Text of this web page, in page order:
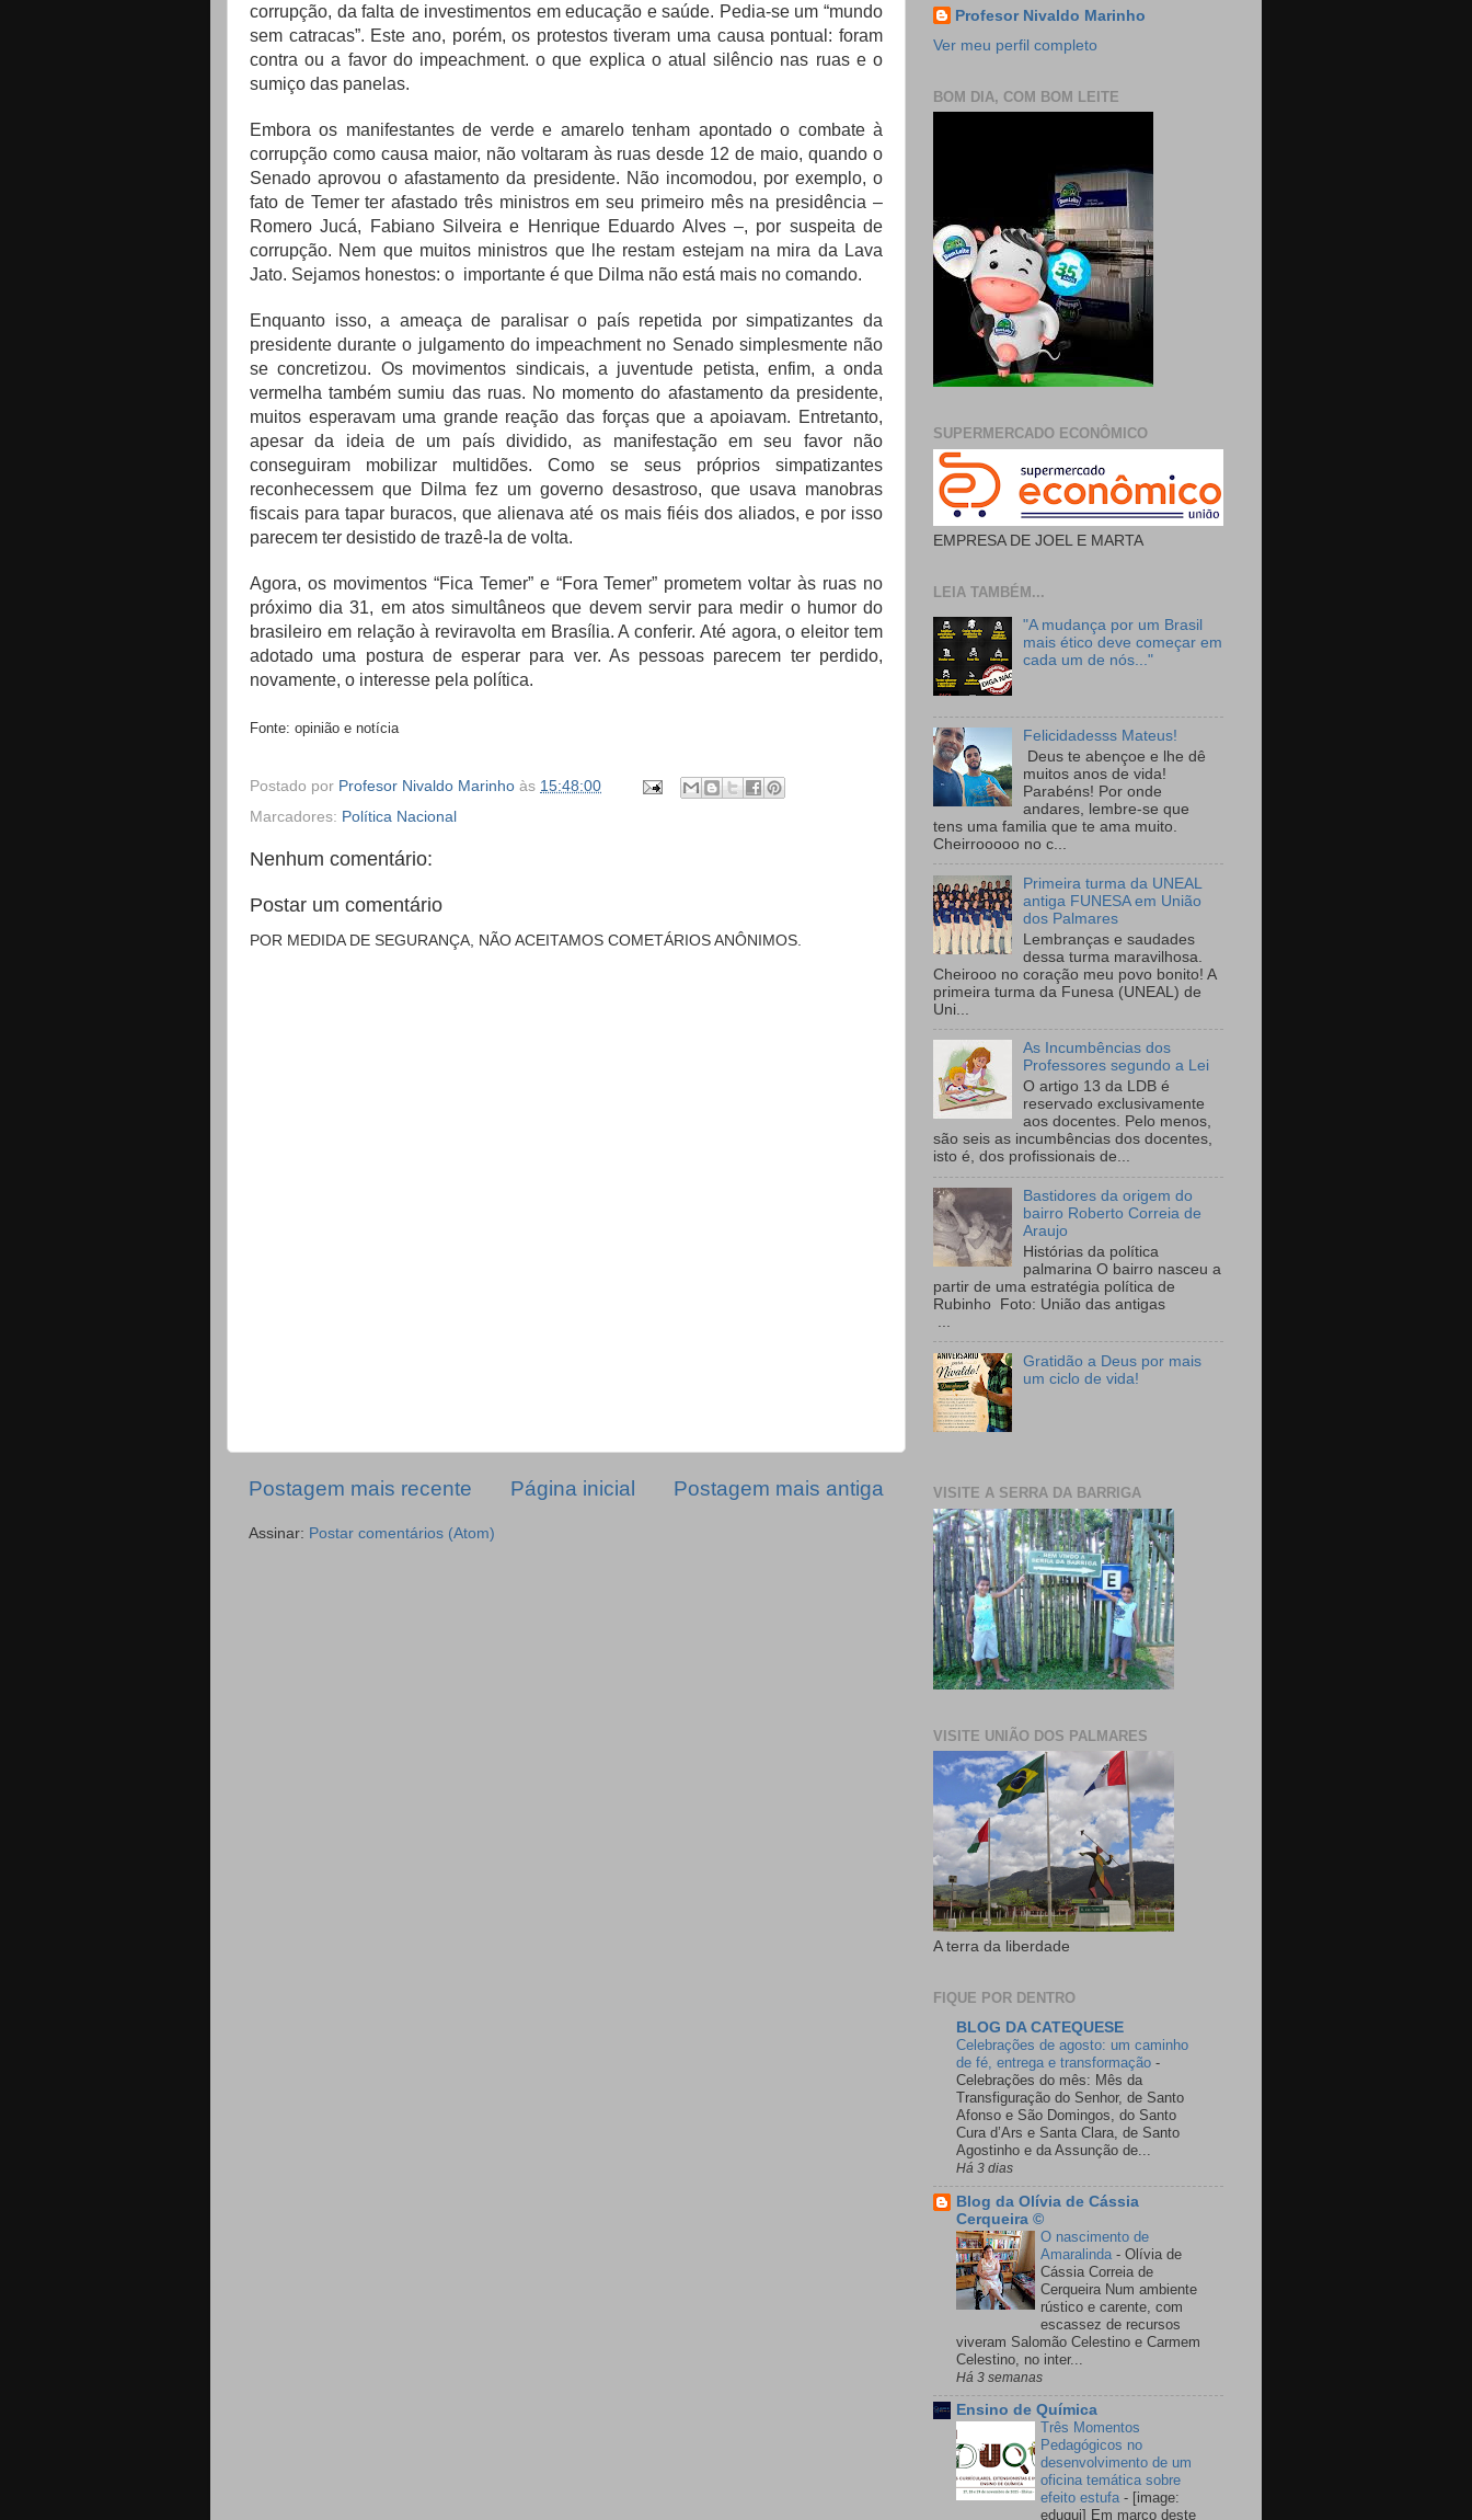
corrupção, da falta de investimentos em educação e saúde. Pedia-se um “mundo
sem catracas”. Este ano, porém, os protestos tiveram uma causa pontual: foram
contra ou a favor do impeachment. o que explica o atual silêncio nas ruas e o
sumiço das panelas.
Embora os manifestantes de verde e amarelo tenham apontado o combate à
corrupção como causa maior, não voltaram às ruas desde 12 de maio, quando o
Senado aprovou o afastamento da presidente. Não incomodou, por exemplo, o
fato de Temer ter afastado três ministros em seu primeiro mês na presidência –
Romero Jucá, Fabiano Silveira e Henrique Eduardo Alves –, por suspeita de
corrupção. Nem que muitos ministros que lhe restam estejam na mira da Lava
Jato. Sejamos honestos: o importante é que Dilma não está mais no comando.
Enquanto isso, a ameaça de paralisar o país repetida por simpatizantes da
presidente durante o julgamento do impeachment no Senado simplesmente não
se concretizou. Os movimentos sindicais, a juventude petista, enfim, a onda
vermelha também sumiu das ruas. No momento do afastamento da presidente,
muitos esperavam uma grande reação das forças que a apoiavam. Entretanto,
apesar da ideia de um país dividido, as manifestação em seu favor não
conseguiram mobilizar multidões. Como se seus próprios simpatizantes
reconhecessem que Dilma fez um governo desastroso, que usava manobras
fiscais para tapar buracos, que alienava até os mais fiéis dos aliados, e por isso
parecem ter desistido de trazê-la de volta.
Agora, os movimentos “Fica Temer” e “Fora Temer” prometem voltar às ruas no
próximo dia 31, em atos simultâneos que devem servir para medir o humor do
brasileiro em relação à reviravolta em Brasília. A conferir. Até agora, o eleitor tem
adotado uma postura de esperar para ver. As pessoas parecem ter perdido,
novamente, o interesse pela política.
Fonte: opinião e notícia
Postado por Profesor Nivaldo Marinho às 15:48:00
Marcadores: Política Nacional
Nenhum comentário:
Postar um comentário
POR MEDIDA DE SEGURANÇA, NÃO ACEITAMOS COMETÁRIOS ANÔNIMOS.
Postagem mais recente Postagem mais antiga
Página inicial
Assinar: Postar comentários (Atom)
Profesor Nivaldo Marinho
Ver meu perfil completo
BOM DIA, COM BOM LEITE
SUPERMERCADO ECONÔMICO
EMPRESA DE JOEL E MARTA
LEIA TAMBÉM...
"A mudança por um Brasil
mais ético deve começar em
cada um de nós..."
Felicidadesss Mateus!
Deus te abençoe e lhe dê
muitos anos de vida!
Parabéns! Por onde
andares, lembre-se que
tens uma familia que te ama muito.
Cheirrooooo no c...
Primeira turma da UNEAL
antiga FUNESA em União
dos Palmares
Lembranças e saudades
dessa turma maravilhosa.
Cheirooo no coração meu povo bonito! A
primeira turma da Funesa (UNEAL) de
Uni...
As Incumbências dos
Professores segundo a Lei
O artigo 13 da LDB é
reservado exclusivamente
aos docentes. Pelo menos,
são seis as incumbências dos docentes,
isto é, dos profissionais de...
Bastidores da origem do
bairro Roberto Correia de
Araujo
Histórias da política
palmarina O bairro nasceu a
partir de uma estratégia política de
Rubinho Foto: União das antigas
Gratidão a Deus por mais
um ciclo de vida!
VISITE A SERRA DA BARRIGA
VISITE UNIÃO DOS PALMARES
A terra da liberdade
FIQUE POR DENTRO
BLOG DA CATEQUESE
Celebrações de agosto: um caminho
de fé, entrega e transformação -
Celebrações do mês: Mês da
Transfiguração do Senhor, de Santo
Afonso e São Domingos, do Santo
Cura d’Ars e Santa Clara, de Santo
Agostinho e da Assunção de...
Há 3 dias
Blog da Olívia de Cássia
Cerqueira ©
O nascimento de
Amaralinda - Olívia de
Cássia Correia de
Cerqueira Num ambiente
rústico e carente, com
escassez de recursos
viveram Salomão Celestino e Carmem
Celestino, no inter...
Há 3 semanas
Ensino de Química
Três Momentos
Pedagógicos no
desenvolvimento de um
oficina temática sobre
efeito estufa - [image:
eduqui] Em março deste